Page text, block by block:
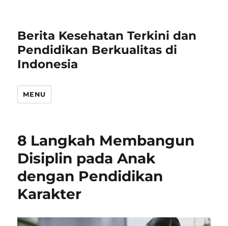
Berita Kesehatan Terkini dan
Pendidikan Berkualitas di
Indonesia
MENU
8 Langkah Membangun
Disiplin pada Anak
dengan Pendidikan
Karakter